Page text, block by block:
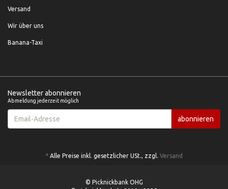
Versand
Wir über uns
Banana-Taxi
Newsletter abonnieren
Abmeldung jederzeit möglich
Adresse
abonnieren
* Alle Preise inkl. gesetzlicher USt., zzgl. Versand
© Picknickbank OHG